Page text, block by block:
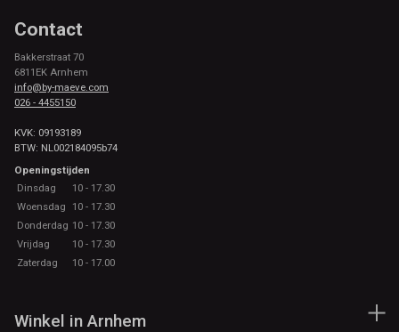
Contact
Bakkerstraat 70
6811EK Arnhem
info@by-maeve.com
026 - 4455150
KVK: 09193189
BTW: NL002184095b74
Openingstijden
Dinsdag
10 - 17.30
Woensdag
10 - 17.30
Donderdag 10 - 17.30
Vrijdag
10 - 17.30
Zaterdag
10 - 17.00
Winkel in Arnhem